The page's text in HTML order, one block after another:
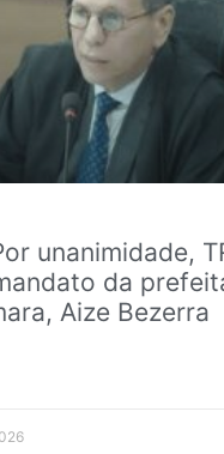
unanimidade,
da
Aize Bezerra